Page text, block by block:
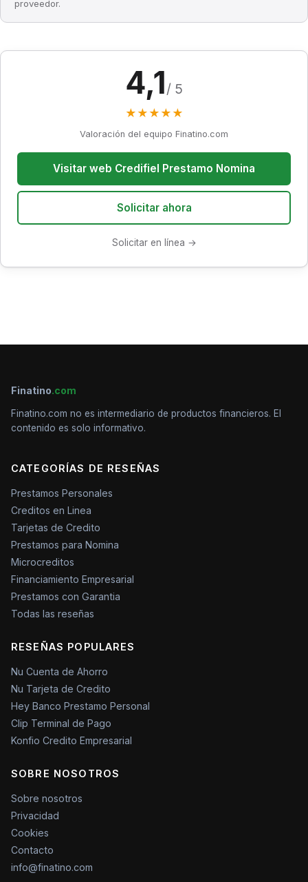
proveedor.
4,1/ 5
★ ★ ★ ★ ★
Valoración del equipo Finatino.com
Visitar web Credifiel Prestamo Nomina
Solicitar ahora
Solicitar en línea →
Finatino.com
Finatino.com no es intermediario de productos financieros. El
contenido es solo informativo.
CATEGORÍAS DE RESEÑAS
Prestamos Personales
Creditos en Linea
Tarjetas de Credito
Prestamos para Nomina
Microcreditos
Financiamiento Empresarial
Prestamos con Garantia
Todas las reseñas
RESEÑAS POPULARES
Nu Cuenta de Ahorro
Nu Tarjeta de Credito
Hey Banco Prestamo Personal
Clip Terminal de Pago
Konfio Credito Empresarial
SOBRE NOSOTROS
Sobre nosotros
Privacidad
Cookies
Contacto
info@finatino.com